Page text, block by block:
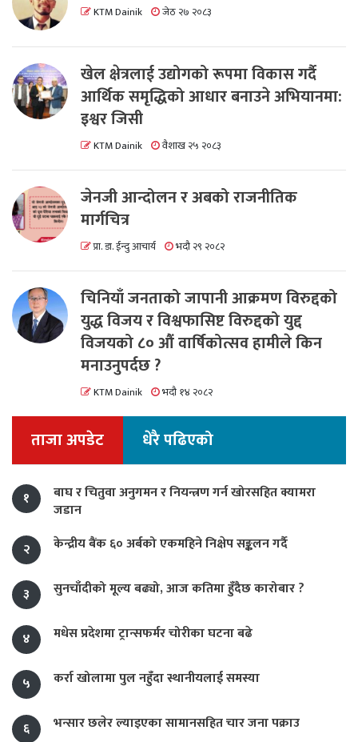
KTM Dainik जेठ २७ २०८३
खेल क्षेत्रलाई उद्योगको रूपमा विकास गर्दै
आर्थिक समृद्धिको आधार बनाउने अभियानमा:
इश्वर जिसी
KTM Dainik वैशाख २५ २०८३
जेनजी आन्दोलन र अबको राजनीतिक
मार्गचित्र
प्रा. डा. ईन्दु आचार्य भदौ २९ २०८२
चिनियाँ जनताको जापानी आक्रमण विरुद्दको
युद्ध विजय र विश्वफासिष्ट विरुद्दको युद्द
विजयको ८० औं वार्षिकोत्सव हामीले किन
मनाउनुपर्दछ ?
KTM Dainik भदौ १४ २०८२
ताजा अपडेट धेरै पढिएको
१
बाघ र चितुवा अनुगमन र नियन्त्रण गर्न खोरसहित क्यामरा
जडान
२
केन्द्रीय बैंक ६० अर्बको एकमहिने निक्षेप सङ्कलन गर्दै
३ सुनचाँदीको मूल्य बढ्यो, आज कतिमा हुँदैछ कारोबार ?
४ मधेस प्रदेशमा ट्रान्सफर्मर चोरीका घटना बढे
५ कर्रा खोलामा पुल नहुँदा स्थानीयलाई समस्या
६ भन्सार छलेर ल्याइएका सामानसहित चार जना पक्राउ